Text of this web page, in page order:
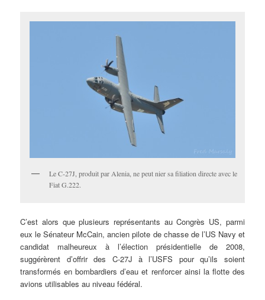
Le C-27J, produit par Alenia, ne peut nier sa filiation directe avec le
Fiat G.222.
C’est alors que plusieurs représentants au Congrès US, parmi
eux le Sénateur McCain, ancien pilote de chasse de l’US Navy et
candidat malheureux à l’élection présidentielle de 2008,
suggérèrent d’offrir des C-27J à l’USFS pour qu’ils soient
transformés en bombardiers d’eau et renforcer ainsi la flotte des
avions utilisables au niveau fédéral.